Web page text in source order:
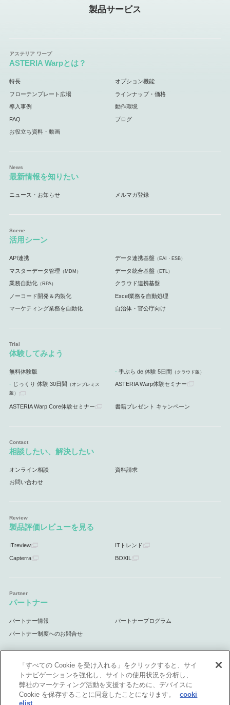
製品サービス
ASTERIA Warpとは？
特長 オプション機能
フローテンプレート広場 ラインナップ・価格
導入事例 動作環境
FAQ ブログ
お役立ち資料・動画
最新情報を知りたい
ニュース・お知らせ メルマガ登録
活用シーン
API連携 データ連携基盤 （EAI・ESB）
マスターデータ管理 （MDM） データ統合基盤 （ETL）
業務自動化（RPA） クラウド連携基盤
ノーコード開発＆内製化 Excel業務を自動処理
マーケティング業務を自動化 自治体・官公庁向け
体験してみよう
無料体験版 手ぶら de 体験 5日間 （クラウド版）
じっくり 体験 30日間 （オンプレミス
版）
ASTERIA Warp体験セミナー
ASTERIA Warp Core体験セミナー 書籍プレゼント キャンペーン
相談したい、解決したい
オンライン相談 資料請求
お問い合わせ
製品評価レビューを見る
ITreview ITトレンド
Capterra BOXIL
パートナー
パートナー情報 パートナープログラム
パートナー制度へのお問合せ
サポート
サポート情報
「すべての Cookie を受け入れる」をクリックすると、サイ
トナビゲーションを強化し、サイトの使用状況を分析し、
弊社のマーケティング活動を支援するために、デバイスに
Cookie を保存することに同意したことになります。
cooki
elist